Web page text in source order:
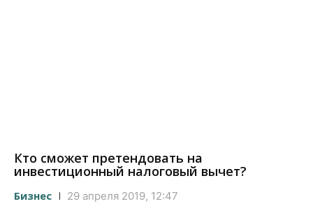
Кто сможет претендовать на
инвестиционный налоговый вычет?
Бизнес 29 апреля 2019, 12:47